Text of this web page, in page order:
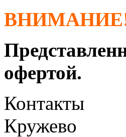
офертой.
Контакты
Кружево